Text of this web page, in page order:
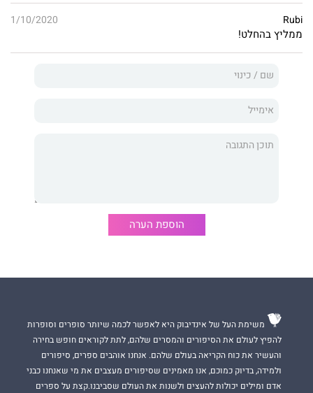
הלל קזר
הוא מומחה לתחום הגיוס וניהול הקריירה, עם ניסיון של
למעלה מעשור בעשייה אינטנסיבית, הכוללת פיתוח והקמת מערכי
גיוס מקצועיים, הובלת פרויקטים חוצי ארגון, ניהול קריירה למנהלים
הדרכות וסדנאות ייעודיות ופרודוקטיביות בתחומים הללו.
(M.A) עם התמחות בייעוץ פנים ארגוני, המחבר מביא עמו ארגז כלים
בספרות המקצועית, ביצוע מחקרים ויכולת זיהוי, ניתוח ואפיון צרכיהם
Rubi
1/10/2020
ממליץ בהחלט!
הוספת הערה
משימת העל של אינדיבוק היא לאפשר לכמה שיותר סופרים וסופרות
להפיץ לעולם את הסיפורים והמסרים שלהם, לתת לקוראים חופש בחירה
והעשיר את כוח הקריאה בעולם שלהם. אנחנו אוהבים ספרים, סיפורים
ולמידה, בדיוק כמוכם, אנו מאמינים שסיפורים מעצבים את מי שאנחנו כבני
אדם ומילים יכולות להעצים ולשנות את העולם שסביבנו.קצת על ספרים